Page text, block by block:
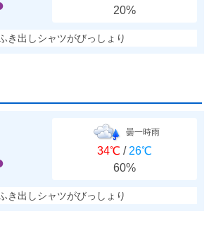
20%
き出しシャツがびっしょり
曇一時雨
34℃ / 26℃
60%
き出しシャツがびっしょり